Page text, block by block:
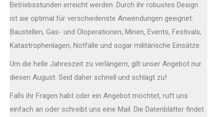
Betriebsstunden erreicht werden. Durch ihr robustes Design
ist sie optimal für verschiedenste Anwendungen geeignet:
Baustellen, Gas- und Öloperationen, Minen, Events, Festivals,
Katastrophenlagen, Notfälle und sogar militärische Einsätze.
Um die helle Jahreszeit zu verlängern, gilt unser Angebot nur
diesen August. Seid daher schnell und schlagt zu!
Falls ihr Fragen habt oder ein Angebot möchtet, ruft uns
einfach an oder schreibt uns eine Mail. Die Datenblätter findet